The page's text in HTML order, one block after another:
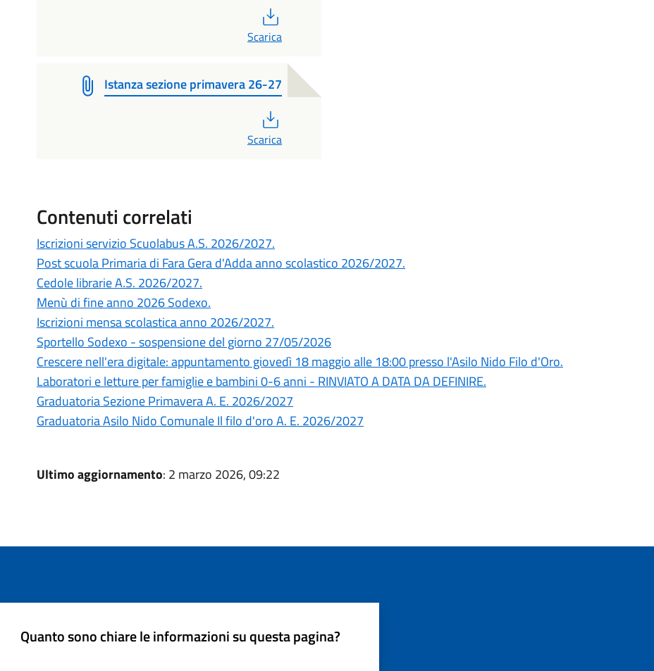
Scarica
Istanza sezione primavera 26-27
Scarica
Contenuti correlati
Iscrizioni servizio Scuolabus A.S. 2026/2027.
Post scuola Primaria di Fara Gera d'Adda anno scolastico 2026/2027.
Cedole librarie A.S. 2026/2027.
Menù di fine anno 2026 Sodexo.
Iscrizioni mensa scolastica anno 2026/2027.
Sportello Sodexo - sospensione del giorno 27/05/2026
Crescere nell'era digitale: appuntamento giovedì 18 maggio alle 18:00 presso l'Asilo Nido Filo d'Oro.
Laboratori e letture per famiglie e bambini 0-6 anni - RINVIATO A DATA DA DEFINIRE.
Graduatoria Sezione Primavera A. E. 2026/2027
Graduatoria Asilo Nido Comunale Il filo d'oro A. E. 2026/2027
Ultimo aggiornamento: 2 marzo 2026, 09:22
Quanto sono chiare le informazioni su questa pagina?